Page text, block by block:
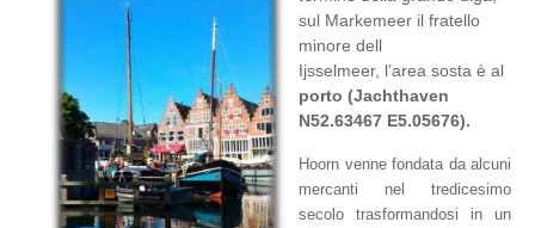
sul Markemeer il fratello
minore dell
Ijsselmeer, l’area sosta è al
porto (Jachthaven
N52.63467 E5.05676).
Hoorn venne fondata da alcuni
mercanti nel tredicesimo
secolo trasformandosi in un